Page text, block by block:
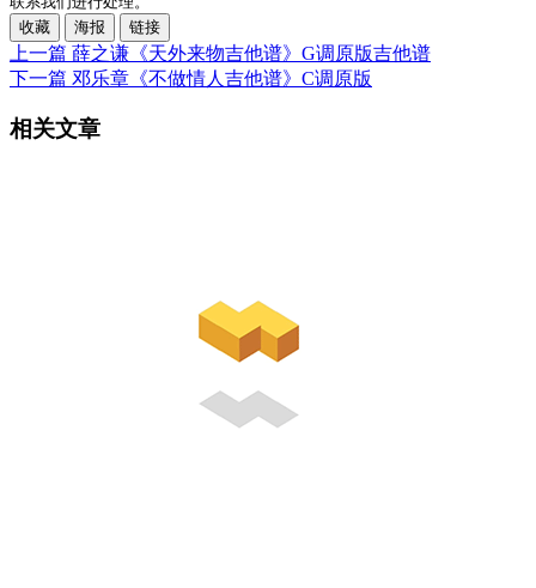
收藏
海报 链接
上一篇 薛之谦《天外来物吉他谱》G调原版吉他谱
下一篇 邓乐章《不做情人吉他谱》C调原版
相关文章